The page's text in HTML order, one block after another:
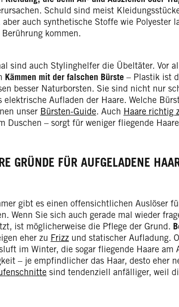
Schuld sind meist
aber auch synthetische Stoffe wie Polyester
kommen.
sind auch Stylinghelfer die Übeltäter. Vor
Kämmen mit der falschen Bürste – Plastik ist
besser Naturborsten. Sie sind nicht nur
elektrische Aufladen der Haare. Welche
unser Bürsten-Guide. Auch Haare richtig
Duschen – sorgt für weniger fliegende
GRÜNDE FÜR AUFGELADENE
gibt es einen offensichtlichen Auslöser
Wenn Sie sich auch gerade mal wieder
ist möglicherweise die Pflege der Grund.
eher zu Frizzund statischer Aufladung.
im Winter, die sogar fliegende Haare am
– je empfindlicher das Haar, desto eher
sind tendenziell anfälliger, weil